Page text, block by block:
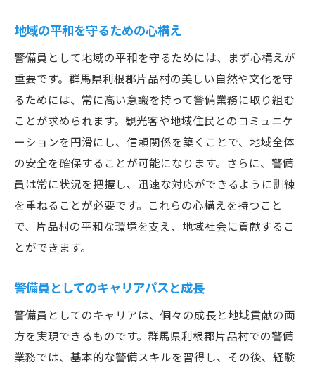
地域の平和を守るための心構え
警備員として地域の平和を守るためには、まず心構えが
重要です。群馬県利根郡片品村の美しい自然や文化を守
るためには、常に高い意識を持って警備業務に取り組む
ことが求められます。観光客や地域住民とのコミュニケ
ーションを円滑にし、信頼関係を築くことで、地域全体
の安全を確保することが可能になります。さらに、警備
員は常に状況を把握し、迅速な対応ができるように訓練
を重ねることが必要です。これらの心構えを持つこと
で、片品村の平和な環境を支え、地域社会に貢献するこ
とができます。
警備員としてのキャリアパスと成長
警備員としてのキャリアは、個々の成長と地域貢献の両
方を実現できるものです。群馬県利根郡片品村での警備
業務では、基本的な警備スキルを習得し、その後、経験